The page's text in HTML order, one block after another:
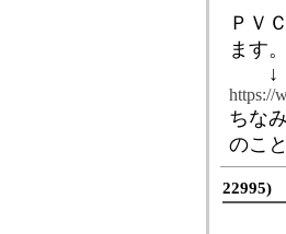
ＰＶ
ます。
↓
https://
ちな
のこ
22995)